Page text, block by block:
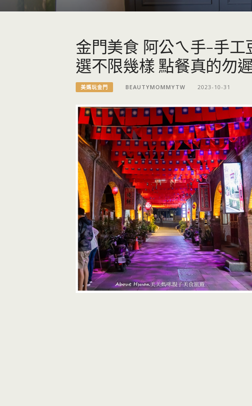
金門美食 阿公ㄟ手-手工
選不限幾樣 點餐真的勿
美媽玩金門 BEAUTYMOMMYTW 2023-10-31